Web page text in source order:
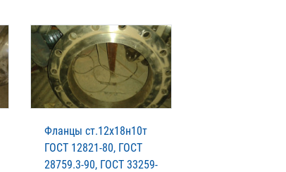
Фланцы ст.12х18н10т
ГОСТ 12821-80, ГОСТ
28759.3-90, ГОСТ 33259-